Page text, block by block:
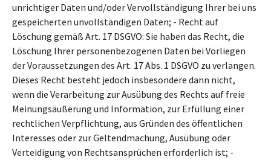
unrichtiger Daten und/oder Vervollständigung Ihrer bei uns
gespeicherten unvollständigen Daten; - Recht auf
Löschung gemäß Art. 17 DSGVO: Sie haben das Recht, die
Löschung Ihrer personenbezogenen Daten bei Vorliegen
der Voraussetzungen des Art. 17 Abs. 1 DSGVO zu verlangen.
Dieses Recht besteht jedoch insbesondere dann nicht,
wenn die Verarbeitung zur Ausübung des Rechts auf freie
Meinungsäußerung und Information, zur Erfüllung einer
rechtlichen Verpflichtung, aus Gründen des öffentlichen
Interesses oder zur Geltendmachung, Ausübung oder
Verteidigung von Rechtsansprüchen erforderlich ist; -